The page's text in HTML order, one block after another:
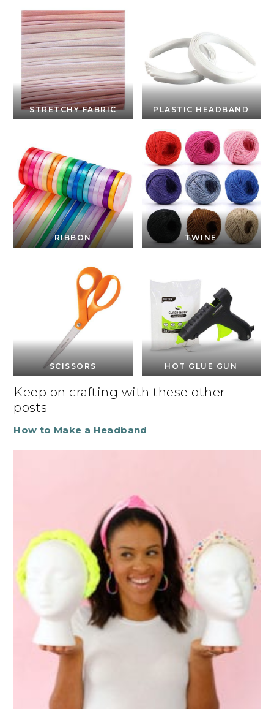
STRETCHY FABRIC PLASTIC HEADBAND
RIBBON TWINE
SCISSORS HOT GLUE GUN
Keep on crafting with these other
posts
How to Make a Headband